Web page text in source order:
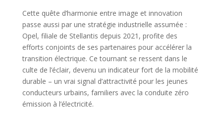
Cette quête d’harmonie entre image et innovation
passe aussi par une stratégie industrielle assumée :
Opel, filiale de Stellantis depuis 2021, profite des
efforts conjoints de ses partenaires pour accélérer la
transition électrique. Ce tournant se ressent dans le
culte de l’éclair, devenu un indicateur fort de la mobilité
durable – un vrai signal d’attractivité pour les jeunes
conducteurs urbains, familiers avec la conduite zéro
émission à l’électricité.